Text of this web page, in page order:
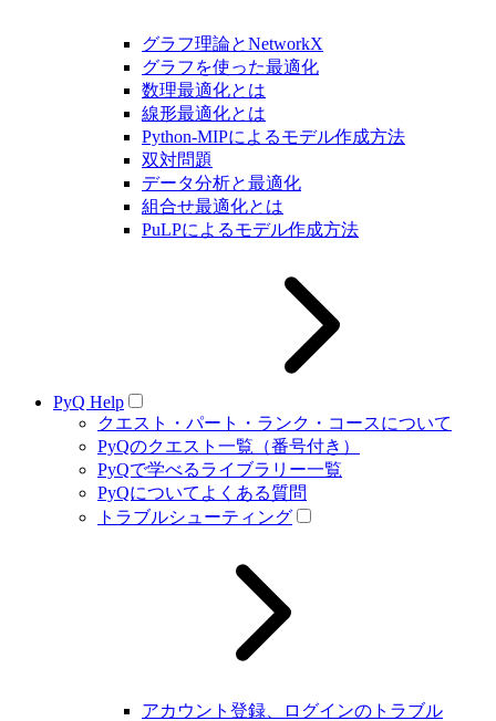
グラフ理論とNetworkX
グラフを使った最適化
数理最適化とは
線形最適化とは
Python-MIPによるモデル作成方法
双対問題
データ分析と最適化
組合せ最適化とは
PuLPによるモデル作成方法
PyQ Help
クエスト・パート・ランク・コースについて
PyQのクエスト一覧（番号付き）
PyQで学べるライブラリー一覧
PyQについてよくある質問
トラブルシューティング
アカウント登録、ログインのトラブル